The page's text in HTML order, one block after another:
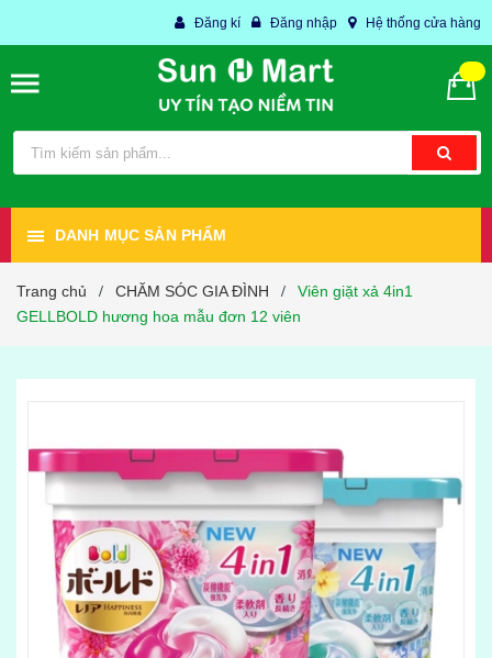
Đăng kí Đăng nhập Hệ thống cửa hàng
DANH MỤC SẢN PHẨM
Trang chủ / CHĂM SÓC GIA ĐÌNH /
Viên giặt xả 4in1
GELLBOLD hương hoa mẫu đơn 12 viên